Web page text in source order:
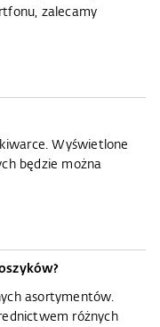
zalecamy
Wyświetlone
będzie można
asortymentów.
różnych